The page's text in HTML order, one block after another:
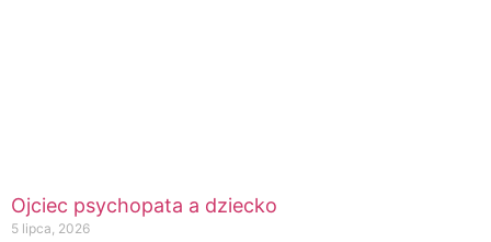
Ojciec psychopata a dziecko
5 lipca, 2026